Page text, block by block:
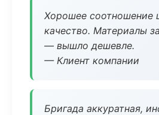
Хорошее соотношение
качество. Материалы
— вышло дешевле.
— Клиент компании
Бригада аккуратная,